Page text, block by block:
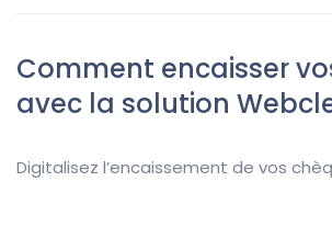
Comment encaisser
avec la solution
Digitalisez l’encaissement de vos